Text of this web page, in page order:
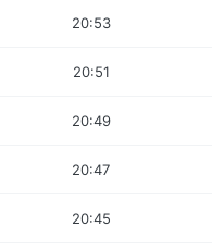
20:53
20:51
20:49
20:47
20:45